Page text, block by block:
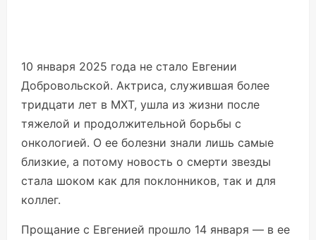
10 января 2025 года не стало Евгении
Добровольской. Актриса, служившая более
тридцати лет в МХТ, ушла из жизни после
тяжелой и продолжительной борьбы с
онкологией. О ее болезни знали лишь самые
близкие, а потому новость о смерти звезды
стала шоком как для поклонников, так и для
коллег.
Прощание с Евгенией прошло 14 января — в ее